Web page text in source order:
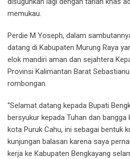
memukau.
Perdie M Yoseph, dalam
datang di Kabupaten Murung Raya
elok mandiri aman dan sejahtera
Provinsi Kalimantan Barat
rombongan.
“Selamat datang kepada Bupati
bersyukur kepada Tuhan dan bangga
kota Puruk Cahu, ini sebagai bentuk
kunjungan balasan karena saya
kerja ke Kabupaten Bengkayang